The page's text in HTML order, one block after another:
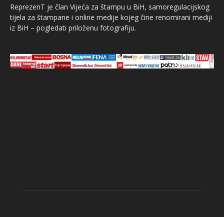
ReprezenT je član Vijeća za štampu u BiH, samoregulacijskog
tijela za štampane i online medije kojeg čine renomirani mediji
iz BiH – pogledati priloženu fotografiju.